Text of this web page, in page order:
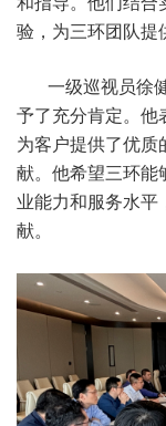
分支机构
验，为三环团队提
一级巡视员徐
予了充分肯定。他
为客户提供了优质
献。他希望三环能
业能力和服务水平
献。